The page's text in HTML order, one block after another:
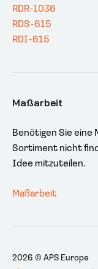
RDR-1036
RDS-615
RDI-615
Maßarbeit
Benötigen Sie eine
Sortiment nicht
Idee mitzuteilen.
Maßarbeit
2026 © APS Europe